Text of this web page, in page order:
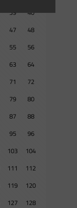
39
40
47
48
55
56
63
64
71
72
79
80
87
88
95
96
103
104
111
112
119
120
127
128